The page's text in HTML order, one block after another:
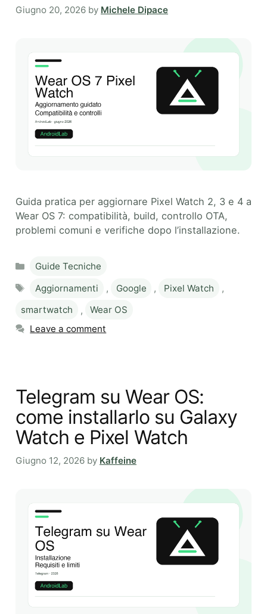
Giugno 20, 2026 by Michele Dipace
Guida pratica per aggiornare Pixel Watch 2, 3 e 4 a
Wear OS 7: compatibilità, build, controllo OTA,
problemi comuni e verifiche dopo l’installazione.
Categories
Guide Tecniche
Tags
Aggiornamenti , Google , Pixel Watch
,
smartwatch
,
Wear OS
Leave a comment
Telegram su Wear OS:
come installarlo su Galaxy
Watch e Pixel Watch
Giugno 12, 2026 by Kaffeine